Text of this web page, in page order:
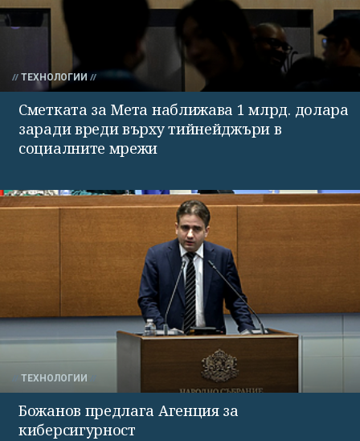
ТЕХНОЛОГИИ
Сметката за Мета наближава 1 млрд. долара
заради вреди върху тийнейджъри в
социалните мрежи
ТЕХНОЛОГИИ
Божанов предлага Агенция за
киберсигурност